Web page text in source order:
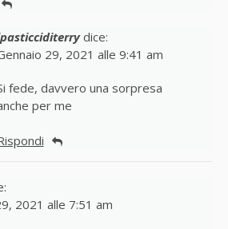
dice:
29, 2021 alle 9:41 am
fede, davvero una sorpresa
per me
2021 alle 7:51 am